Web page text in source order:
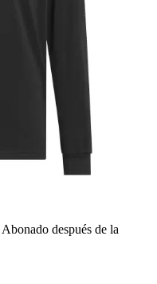
Abonado después de la